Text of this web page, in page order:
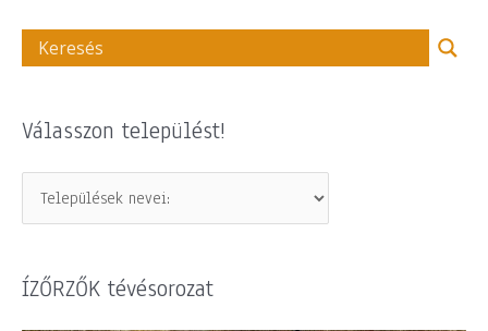
Válasszon települést!
ÍZŐRZŐK tévésorozat